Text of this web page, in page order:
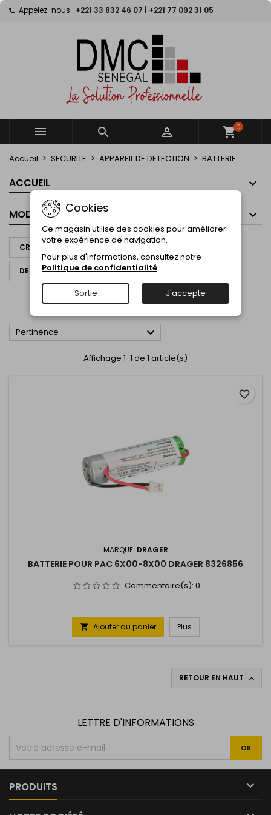
Appelez-nous : +221 33 832 46 07 | +221 77 092 31 05
   shopping_cart0
Accueil SECURITE APPAREIL DE DETECTION BATTERIE
ACCUEIL
MODES DE PAIEMENT
CRÉER UN DEVIS À PARTIR DE CE PANIER
DEMANDER UN DEVIS
BATTERIE
BATTERIE
Pertinence 
Affichage 1-1 de 1 article(s)
MARQUE: DRAGER
BATTERIE POUR PAC 6X00-8X00 DRAGER 8326856
Commentaire(s): 0
 Ajouter au panier Plus
favorite_border
RETOUR EN HAUT 
LETTRE D'INFORMATIONS
PRODUITS 
My wishlists ×
Create new list
((modalTitle)) ×
((confirmMessage))
((cancelText)) ((modalDeleteText))
Créer une liste d'envies ×
Nom de la liste d'envies
Annuler Créer une liste d'envies
Connexion ×
Vous devez être connecté pour ajouter des produits
à votre liste d'envies.
Annuler Connexion
Cookies
Ce magasin utilise des cookies pour améliorer
votre expérience de navigation.
Pour plus d'informations, consultez notre
Politique de confidentialité.
Sortie J'accepte